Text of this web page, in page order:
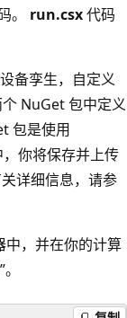
。 run.csx代码
备孪生，自定义
NuGet 包中定义
包是使用
你将保存并上传
详细信息，请参
中，并在你的计算